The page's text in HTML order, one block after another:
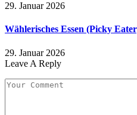
29. Januar 2026
Wählerisches Essen (Picky
29. Januar 2026
Leave A Reply